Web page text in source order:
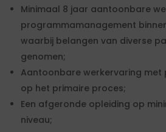
Minimaal 8 jaar aantoonbare
programmamanagement
waarbij belangen van diverse
genomen;
Aantoonbare werkervaring
op het primaire proces;
Een afgeronde opleiding op
niveau;